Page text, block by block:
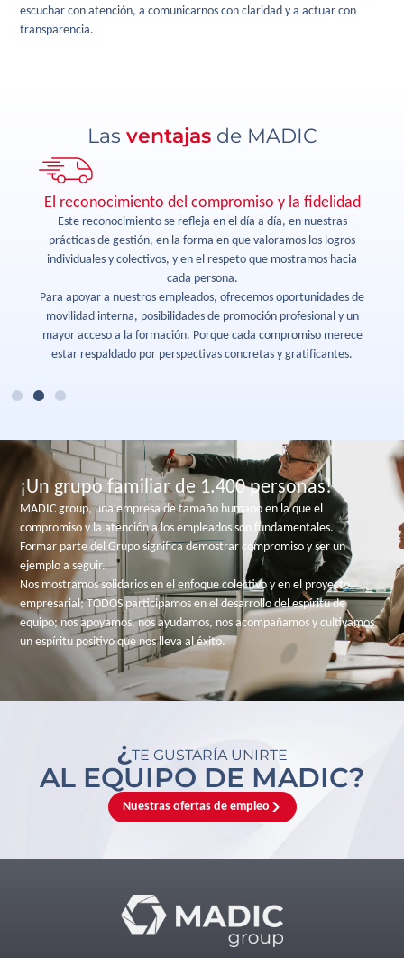
escuchar con atención, a comunicarnos con claridad y a actuar con
transparencia.
Las ventajasde MADIC
El reconocimiento del compromiso y la fidelidad
Este reconocimiento se refleja en el día a día, en nuestras
prácticas de gestión, en la forma en que valoramos los logros
individuales y colectivos, y en el respeto que mostramos hacia
cada persona.
Para apoyar a nuestros empleados, ofrecemos oportunidades de
movilidad interna, posibilidades de promoción profesional y un
mayor acceso a la formación. Porque cada compromiso merece
estar respaldado por perspectivas concretas y gratificantes.
¡Un grupo familiar de 1.400 personas!
MADIC group, una empresa de tamaño humano en la que el
compromiso y la atención a los empleados son fundamentales.
Formar parte del Grupo significa demostrar compromiso y ser un
ejemplo a seguir.
Nos mostramos solidarios en el enfoque colectivo y en el proyecto
empresarial; TODOS participamos en el desarrollo del espíritu de
equipo; nos apoyamos, nos ayudamos, nos acompañamos y cultivamos
un espíritu positivo que nos lleva al éxito.
¿TE GUSTARÍA UNIRTE
AL EQUIPO DE MADIC?
Nuestras ofertas de empleo